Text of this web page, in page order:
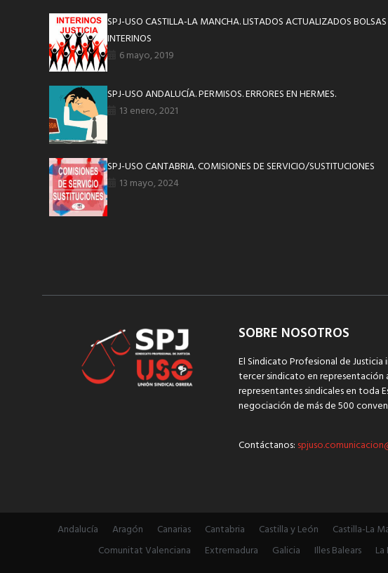
SPJ-USO CASTILLA-LA MANCHA. LISTADOS ACTUALIZADOS BOLSAS
INTERINOS
6 mayo, 2019
SPJ-USO ANDALUCÍA. PERMISOS. ERRORES EN HERMES.
13 enero, 2021
SPJ-USO CANTABRIA. COMISIONES DE SERVICIO/SUSTITUCIONES
13 mayo, 2024
SOBRE NOSOTROS
El Sindicato Profesional de Justicia
tercer sindicato en representación
representantes sindicales en toda
negociación de más de 500
Contáctanos:
Andalucía Aragón Canarias Cantabria Castilla y León Castilla-La
Comunitat Valenciana
Extremadura Galicia Illes Balears